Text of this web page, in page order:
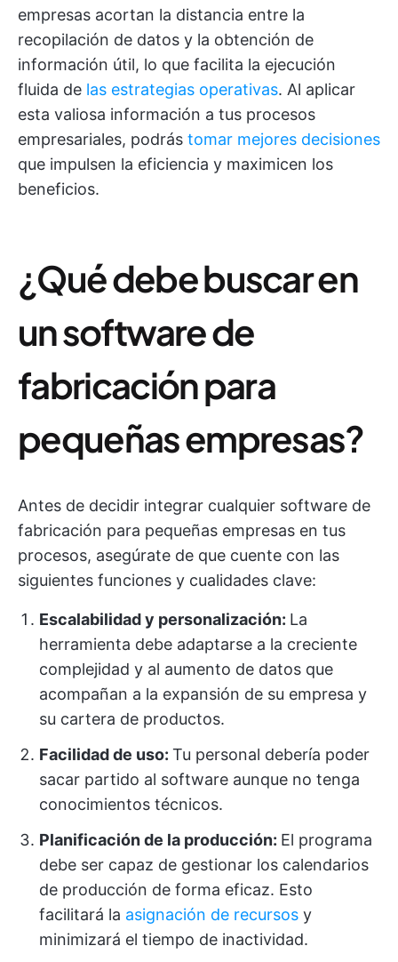
empresas acortan la distancia entre la
recopilación de datos y la obtención de
información útil, lo que facilita la ejecución
fluida de las estrategias operativas. Al aplicar
esta valiosa información a tus procesos
empresariales, podrás tomar mejores decisiones
que impulsen la eficiencia y maximicen los
beneficios.
¿Qué debe buscar en
un software de
fabricación para
pequeñas empresas?
Antes de decidir integrar cualquier software de
fabricación para pequeñas empresas en tus
procesos, asegúrate de que cuente con las
siguientes funciones y cualidades clave:
Escalabilidad y personalización: La
herramienta debe adaptarse a la creciente
complejidad y al aumento de datos que
acompañan a la expansión de su empresa y
su cartera de productos.
Facilidad de uso: Tu personal debería poder
sacar partido al software aunque no tenga
conocimientos técnicos.
Planificación de la producción: El programa
debe ser capaz de gestionar los calendarios
de producción de forma eficaz. Esto
facilitará la asignación de recursos y
minimizará el tiempo de inactividad.